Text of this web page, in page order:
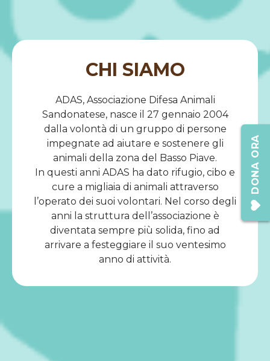
CHI SIAMO
ADAS, Associazione Difesa Animali
Sandonatese, nasce il 27 gennaio 2004
dalla volontà di un gruppo di persone
impegnate ad aiutare e sostenere gli
animali della zona del Basso Piave.
In questi anni ADAS ha dato rifugio, cibo e
cure a migliaia di animali attraverso
l’operato dei suoi volontari. Nel corso degli
anni la struttura dell’associazione è
diventata sempre più solida, fino ad
arrivare a festeggiare il suo ventesimo
anno di attività.
DONA ORA